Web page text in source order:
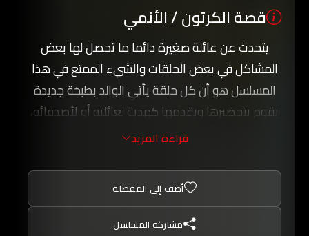
قصة الكرتون / الأنمي
يتحدث عن عائلة صغيرة دائما ما تحصل لها بعض
المشاكل في بعض الحلقات والشيء الممتع في هذا
المسلسل هو أن كل حلقة يأتي الوالد بطبخة جديدة
يقوم بتحضيرها ويقدمها كهدية لعائلته أو لأصدقائه،
ويغلب دائما على المسلسل الطابع التعليمي لكن
قراءة المزيد
أضف إلى المفضلة
مشاركة المسلسل